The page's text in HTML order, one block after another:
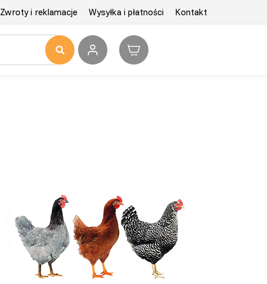
Zwroty i reklamacje Wysyłka i płatności Kontakt